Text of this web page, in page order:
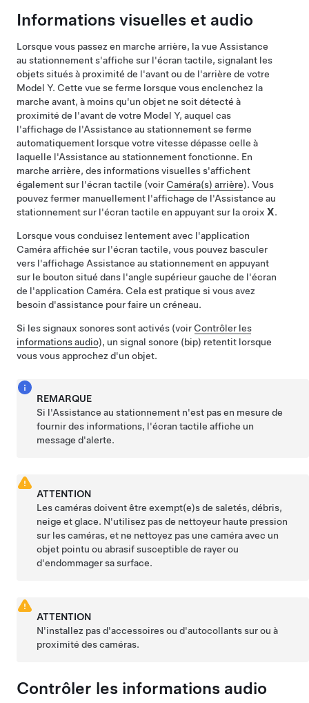
Informations visuelles et audio
Lorsque vous passez en marche arrière, la vue Assistance
au stationnement s'affiche sur l'écran tactile, signalant les
objets situés à proximité de l'avant ou de l'arrière de votre
Model Y. Cette vue se ferme lorsque vous enclenchez la
marche avant, à moins qu'un objet ne soit détecté à
proximité de l'avant de votre Model Y, auquel cas
l'affichage de l'Assistance au stationnement se ferme
automatiquement lorsque votre vitesse dépasse celle à
laquelle l'Assistance au stationnement fonctionne. En
marche arrière, des informations visuelles s'affichent
également sur l'écran tactile (voir Caméra(s) arrière). Vous
pouvez fermer manuellement l'affichage de l'Assistance au
stationnement sur l'écran tactile en appuyant sur la croix X.
Lorsque vous conduisez lentement avec l'application
Caméra affichée sur l'écran tactile, vous pouvez basculer
vers l'affichage Assistance au stationnement en appuyant
sur le bouton situé dans l'angle supérieur gauche de l'écran
de l'application Caméra. Cela est pratique si vous avez
besoin d'assistance pour faire un créneau.
Si les signaux sonores sont activés (voir Contrôler les
informations audio), un signal sonore (bip) retentit lorsque
vous vous approchez d'un objet.
REMARQUE
Si l'Assistance au stationnement n'est pas en mesure de
fournir des informations, l'écran tactile affiche un
message d'alerte.
ATTENTION
Les caméras doivent être exempt(e)s de saletés, débris,
neige et glace. N'utilisez pas de nettoyeur haute pression
sur les caméras, et ne nettoyez pas une caméra avec un
objet pointu ou abrasif susceptible de rayer ou
d'endommager sa surface.
ATTENTION
N'installez pas d'accessoires ou d'autocollants sur ou à
proximité des caméras.
Contrôler les informations audio